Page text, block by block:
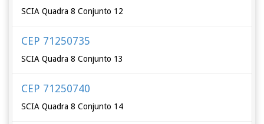
SCIA Quadra 8 Conjunto 12
CEP 71250735
SCIA Quadra 8 Conjunto 13
CEP 71250740
SCIA Quadra 8 Conjunto 14